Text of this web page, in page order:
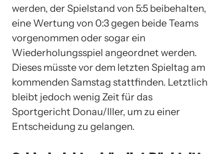
werden, der Spielstand von 5:5 beibehalten,
eine Wertung von 0:3 gegen beide Teams
vorgenommen oder sogar ein
Wiederholungsspiel angeordnet werden.
Dieses müsste vor dem letzten Spieltag am
kommenden Samstag stattfinden. Letztlich
bleibt jedoch wenig Zeit für das
Sportgericht Donau/Iller, um zu einer
Entscheidung zu gelangen.